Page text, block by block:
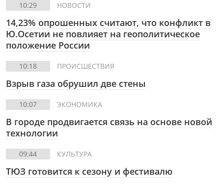
10:29 НОВОСТИ
14,23% опрошенных считают, что конфликт в
Ю.Осетии не повлияет на геополитическое
положение России
10:18 ПРОИСШЕСТВИЯ
Взрыв газа обрушил две стены
10:07 ЭКОНОМИКА
В городе продвигается связь на основе новой
технологии
09:44 КУЛЬТУРА
ТЮЗ готовится к сезону и фестивалю